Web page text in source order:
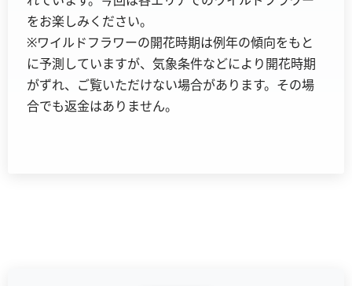
をお楽しみください。
※ワイルドフラワーの開花時期は例年の傾向をもと
に予測していますが、気象条件などにより開花時期
がずれ、ご覧いただけない場合があります。その場
合でも返金はありません。